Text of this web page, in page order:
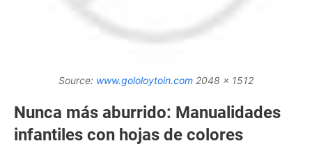
Source: www.gololoytoin.com 2048 x 1512
Nunca más aburrido: Manualidades
infantiles con hojas de colores